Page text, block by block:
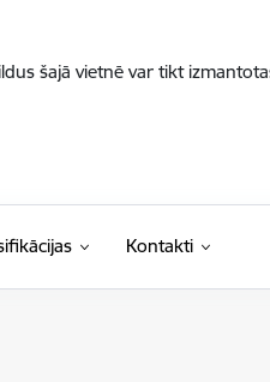
šajā vietnē var tikt
(Ārējā saite)
Kontakti